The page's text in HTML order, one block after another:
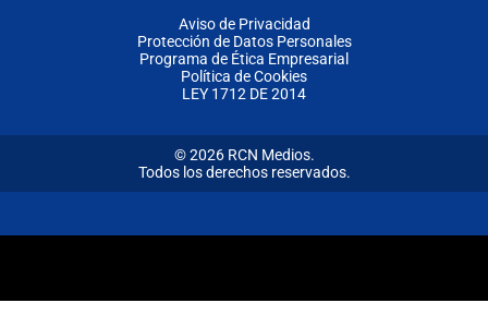
Aviso de Privacidad
Protección de Datos Personales
Programa de Ética Empresarial
Política de Cookies
LEY 1712 DE 2014
© 2026 RCN Medios.
Todos los derechos reservados.